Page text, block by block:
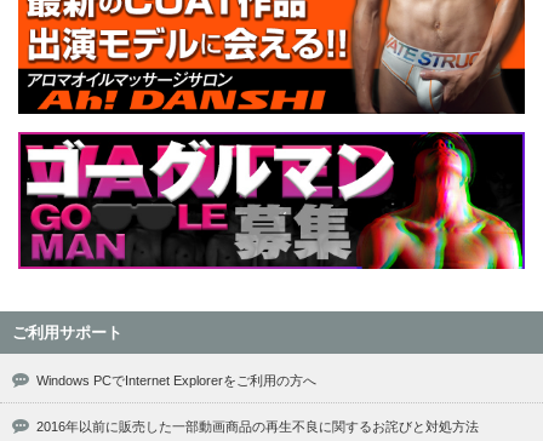
ご利用サポート
Windows PCでInternet Explorerをご利用の方へ
2016年以前に販売した一部動画商品の再生不良に関するお詫びと対処方法